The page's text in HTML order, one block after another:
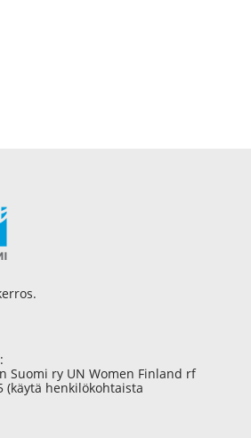
Suomi ry UN Women Finland rf
(käytä henkilökohtaista